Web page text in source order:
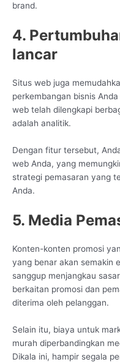
brand.
4.
lancar
Situs web juga
perkembangan bisnis
web telah dilengkapi
adalah analitik.
Dengan fitur tersebut,
web Anda, yang
strategi pemasaran yang
Anda.
5. Media
Konten-konten promosi
yang benar akan semakin
sanggup menjangkau
berkaitan promosi dan
diterima oleh pelanggan.
Selain itu, biaya untuk
murah diperbandingkan
Dikala ini, hampir segala